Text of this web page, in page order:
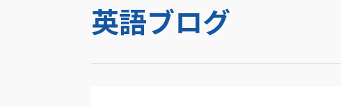
英語ブログ